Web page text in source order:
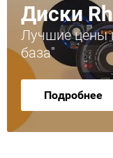
Диски
Лучшие цены
база"
Подробнее